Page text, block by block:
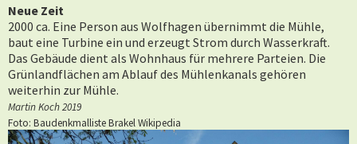
Neue Zeit
2000 ca. Eine Person aus Wolfhagen übernimmt die Mühle,
baut eine Turbine ein und erzeugt Strom durch Wasserkraft.
Das Gebäude dient als Wohnhaus für mehrere Parteien. Die
Grünlandflächen am Ablauf des Mühlenkanals gehören
weiterhin zur Mühle.
Martin Koch 2019
Foto: Baudenkmalliste Brakel Wikipedia